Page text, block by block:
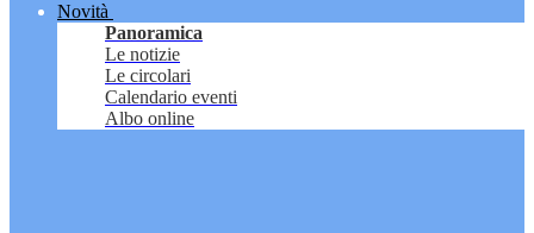
Novità
Panoramica
Le notizie
Le circolari
Calendario eventi
Albo online